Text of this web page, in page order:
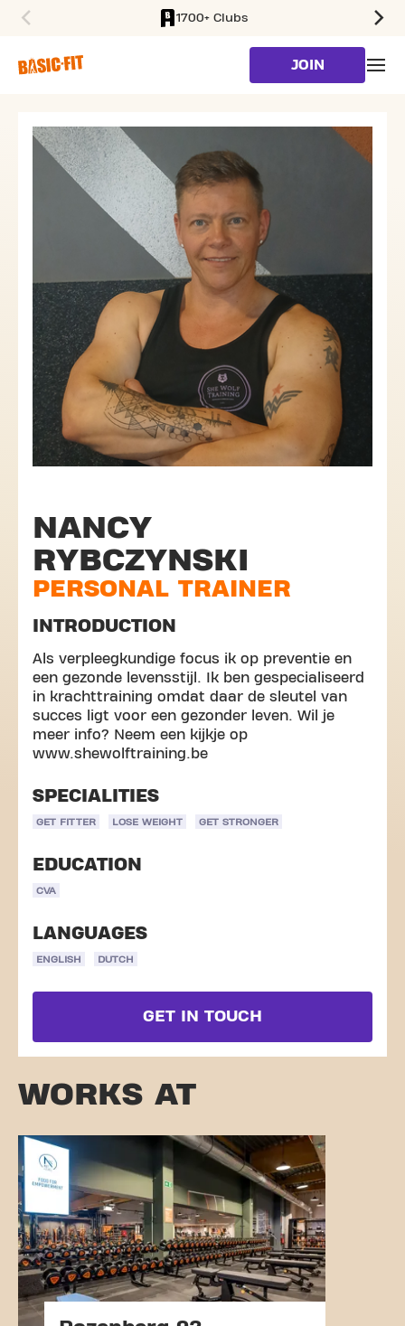
1700+ Clubs
JOIN
NANCY
RYBCZYNSKI
PERSONAL TRAINER
INTRODUCTION
Als verpleegkundige focus ik op preventie en
een gezonde levensstijl. Ik ben gespecialiseerd
in krachttraining omdat daar de sleutel van
succes ligt voor een gezonder leven. Wil je
meer info? Neem een kijkje op
www.shewolftraining.be
SPECIALITIES
GET FITTER LOSE WEIGHT GET STRONGER
EDUCATION
CVA
LANGUAGES
ENGLISH DUTCH
GET IN TOUCH
WORKS AT